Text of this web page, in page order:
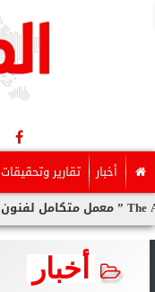
أخبار تقارير وتحقيقات
أخبار